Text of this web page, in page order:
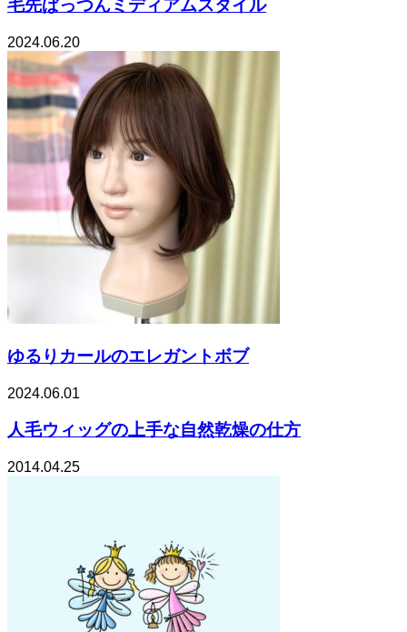
毛先ぱっつんミディアムスタイル
2024.06.20
ゆるりカールのエレガントボブ
2024.06.01
人毛ウィッグの上手な自然乾燥の仕方
2014.04.25